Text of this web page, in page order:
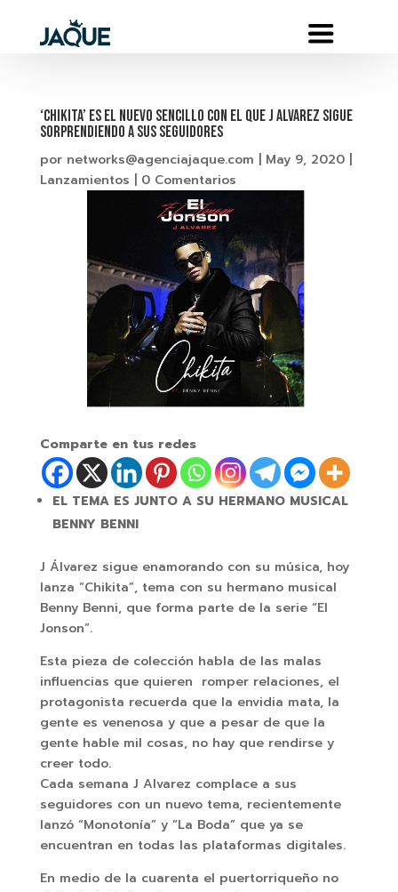
‘CHIKITA’ ES EL NUEVO SENCILLO CON EL QUE J ALVAREZ SIGUE
SORPRENDIENDO A SUS SEGUIDORES
por networks@agenciajaque.com May 9, 2020|
Lanzamientos
0 Comentarios
Comparte en tus redes
EL TEMA ES JUNTO A SU HERMANO MUSICAL
BENNY BENNI
J Álvarez sigue enamorando con su música, hoy
lanza “Chikita”, tema con su hermano musical
Benny Benni, que forma parte de la serie “El
Jonson”.
Esta pieza de colección habla de las malas
influencias que quieren romper relaciones, el
protagonista recuerda que la envidia mata, la
gente es venenosa y que a pesar de que la
gente hable mil cosas, no hay que rendirse y
creer todo.
Cada semana J Alvarez complace a sus
seguidores con un nuevo tema, recientemente
lanzó “Monotonía” y “La Boda” que ya se
encuentran en todas las plataformas digitales.
En medio de la cuarenta el puertorriqueño no